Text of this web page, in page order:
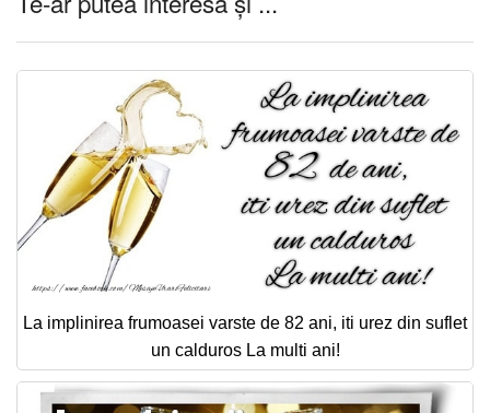
La implinirea frumoasei varste de 82 ani, iti urez din suflet
un calduros La multi ani!